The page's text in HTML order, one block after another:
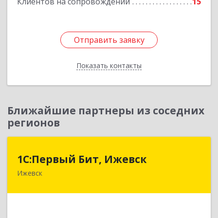
Отправить заявку
Показать контакты
Отправить заявку
Назад
Ближайшие партнеры из соседних
регионов
1С:Первый Бит, Ижевск
Ижевск
1С:Первый Бит, Ижевск